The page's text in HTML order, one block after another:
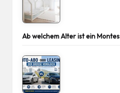
Ab welchem Alter ist ein